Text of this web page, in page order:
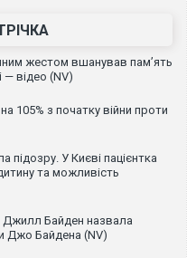
жестом вшанував пам’ять
— відео (NV)
105% з початку війни проти
підозру. У Києві пацієнтка
та можливість
Джилл Байден назвала
Джо Байдена (NV)